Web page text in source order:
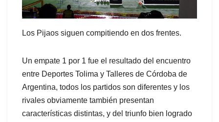
Los Pijaos siguen compitiendo en dos frentes.
Un empate 1 por 1 fue el resultado del encuentro
entre Deportes Tolima y Talleres de Córdoba de
Argentina, todos los partidos son diferentes y los
rivales obviamente también presentan
características distintas, y del triunfo bien logrado